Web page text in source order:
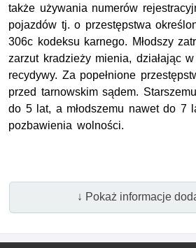
także używania numerów
pojazdów tj. o przestępstwa
306c kodeksu karnego. Młodszy
zarzut kradzieży mienia, działając
recydywy. Za popełnione
przed tarnowskim sądem.
do 5 lat, a młodszemu nawet do 7
pozbawienia wolności.
↓ Pokaż informacje